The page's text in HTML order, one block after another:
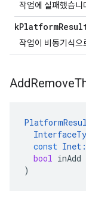
작업에 실패했습니
kPlatform
작업이 비동기식으
AddRemove
const Inet
bool inAdd
)